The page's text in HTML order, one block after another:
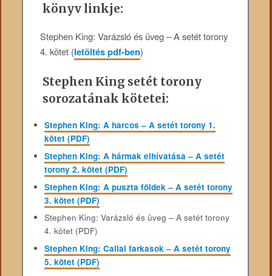
könyv linkje:
Stephen King: Varázsló és üveg – A setét torony
4. kötet (letöltés pdf-ben)
Stephen King setét torony
sorozatának kötetei:
Stephen King: A harcos – A setét torony 1.
kötet (PDF)
Stephen King: A hármak elhívatása – A setét
torony 2. kötet (PDF)
Stephen King: A puszta földek – A setét torony
3. kötet (PDF)
Stephen King: Varázsló és üveg – A setét torony
4. kötet (PDF)
Stephen King: Callai farkasok – A setét torony
5. kötet (PDF)